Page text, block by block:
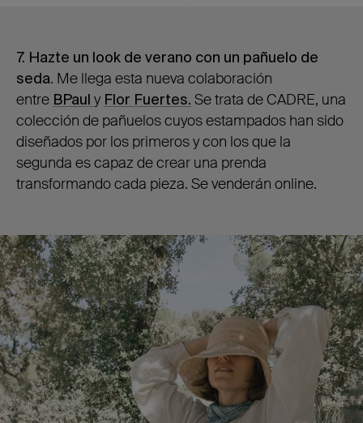
7. Hazte un look de verano con un pañuelo de
seda. Me llega esta nueva colaboración
entre BPaul y Flor Fuertes. Se trata de CADRE, una
colección de pañuelos cuyos estampados han sido
diseñados por los primeros y con los que la
segunda es capaz de crear una prenda
transformando cada pieza. Se venderán online.